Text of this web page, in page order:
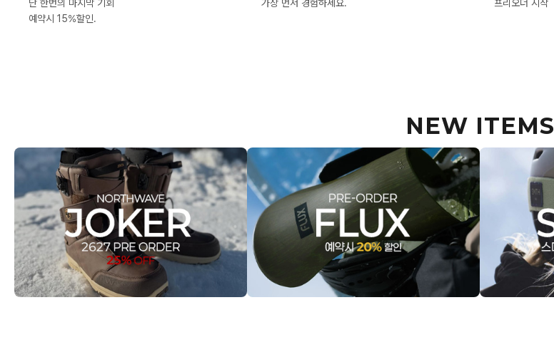
단 한번의 마지막 기회
예약시 15%할인.
가장 먼저 경험하세요.
프리오더 시작
NEW ITEMS